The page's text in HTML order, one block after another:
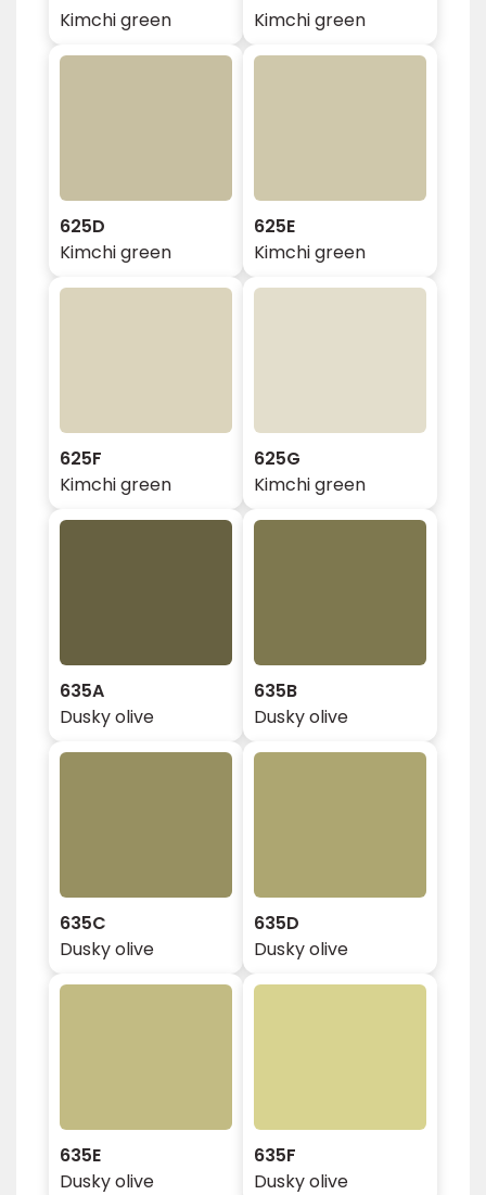
Kimchi green
Kimchi green
625D
Kimchi green
625E
Kimchi green
625F
Kimchi green
625G
Kimchi green
635A
Dusky olive
635B
Dusky olive
635C
Dusky olive
635D
Dusky olive
635E
Dusky olive
635F
Dusky olive